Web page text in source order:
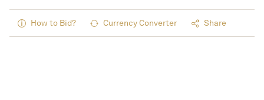
How to Bid? Currency Converter Share